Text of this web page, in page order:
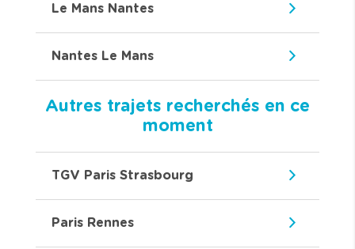
Le Mans Nantes
Nantes Le Mans
Autres trajets recherchés en ce
moment
TGV Paris Strasbourg
Paris Rennes